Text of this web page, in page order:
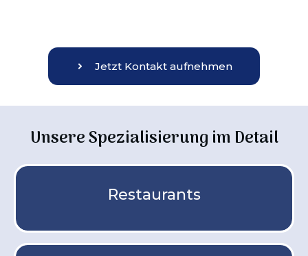
Jetzt Kontakt aufnehmen
Unsere Spezialisierung im Detail
Restaurants